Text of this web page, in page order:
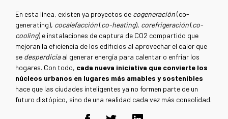
En esta línea, existen ya proyectos de cogeneración(co-
generating), cocalefacción(co-heating), corefrigeración(co-
cooling) e instalaciones de captura de CO2 compartido que
mejoran la eficiencia de los edificios al aprovechar el calor que
se desperdiciaal generar energía para calentar o enfriar los
hogares. Con todo, cada nueva iniciativa que convierte los
núcleos urbanos en lugares más amables y sostenibles
hace que las ciudades inteligentes ya no formen parte de un
futuro distópico, sino de una realidad cada vez más consolidad.